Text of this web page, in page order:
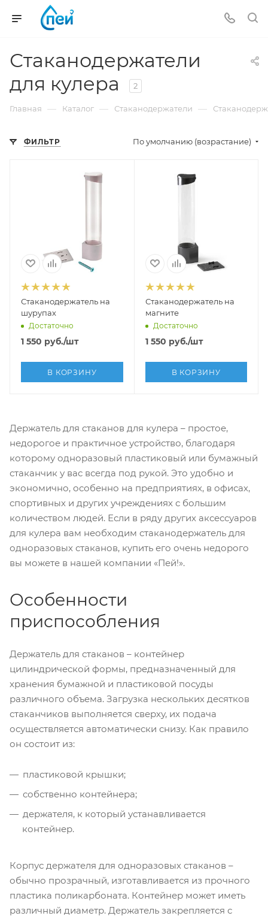
Стаканодержатели
для кулера
2
Главная — Каталог — Стаканодержатели —
ФИЛЬТР По умолчанию (возрастание)
Стаканодержатель на
шурупах
Достаточно
1 550 руб./шт
В КОРЗИНУ
Стаканодержатель на
магните
Достаточно
1 550 руб./шт
В КОРЗИНУ
Держатель для стаканов для кулера – простое,
недорогое и практичное устройство, благодаря
которому одноразовый пластиковый или бумажный
стаканчик у вас всегда под рукой. Это удобно и
экономично, особенно на предприятиях, в офисах,
спортивных и других учреждениях с большим
количеством людей. Если в ряду других аксессуаров
для кулера вам необходим стаканодержатель для
одноразовых стаканов, купить его очень недорого
вы можете в нашей компании «Пей!».
Особенности
приспособления
Держатель для стаканов – контейнер
цилиндрической формы, предназначенный для
хранения бумажной и пластиковой посуды
различного объема. Загрузка нескольких десятков
стаканчиков выполняется сверху, их подача
осуществляется автоматически снизу. Как правило
он состоит из:
пластиковой крышки;
собственно контейнера;
держателя, к который устанавливается
контейнер.
Корпус держателя для одноразовых стаканов –
обычно прозрачный, изготавливается из прочного
пластика поликарбоната. Контейнер может иметь
различный диаметр. Держатель закрепляется с